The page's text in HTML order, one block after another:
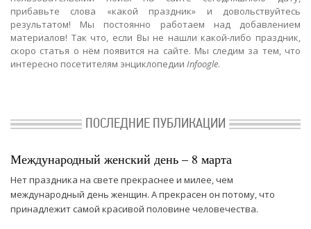
прибавьте слова «какой праздник» и довольствуйтесь
результатом! Мы постоянно работаем над добавлением
материалов! Так что, если Вы не нашли какой-либо праздник,
скоро статья о нём появится на сайте. Мы следим за тем, что
интересно посетителям энциклопедии Infoogle.
ПОСЛЕДНИЕ ПУБЛИКАЦИИ
Международный женский день – 8 марта
Нет праздника на свете прекраснее и милее, чем
международный день женщин. А прекрасен он потому, что
принадлежит самой красивой половине человечества.